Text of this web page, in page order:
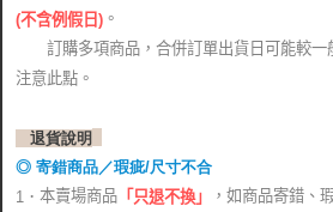
(不含例假日) 。
訂購多項商品，合併訂單出貨日可能較一
注意此點。
退貨說明
◎ 寄錯商品／瑕疵/尺寸不合
1． 本賣場商品 「只退不換」
，如商品寄錯、